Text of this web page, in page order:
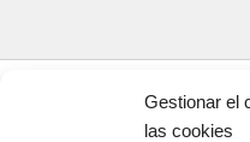
Gestionar el
las cookies